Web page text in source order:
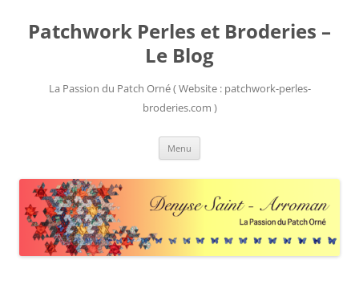
Patchwork Perles et Broderies –
Le Blog
La Passion du Patch Orné ( Website : patchwork-perles-
broderies.com )
Menu